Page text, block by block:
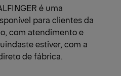
é uma
para clientes da
com atendimento e
estiver, com a
de fábrica.